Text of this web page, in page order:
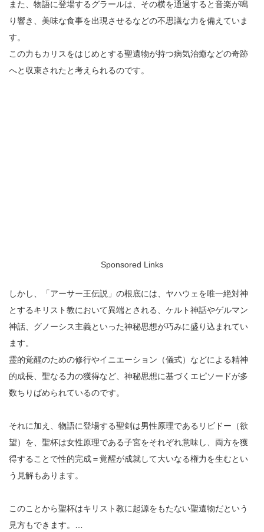
また、物語に登場するグラールは、その横を通過すると音楽が鳴
り響き、美味な食事を出現させるなどの不思議な力を備えていま
す。
この力もカリスをはじめとする聖遺物が持つ病気治癒などの奇跡
へと収束されたと考えられるのです。
Sponsored Links
しかし、「アーサー王伝説」の根底には、ヤハウェを唯一絶対神
とするキリスト教において異端とされる、ケルト神話やゲルマン
神話、グノーシス主義といった神秘思想が巧みに盛り込まれてい
ます。
霊的覚醒のための修行やイニエーション（儀式）などによる精神
的成長、聖なる力の獲得など、神秘思想に基づくエピソードが多
数ちりばめられているのです。
それに加え、物語に登場する聖剣は男性原理であるリビドー（欲
望）を、聖杯は女性原理である子宮をそれぞれ意味し、両方を獲
得することで性的完成＝覚醒が成就して大いなる権力を生むとい
う見解もあります。
このことから聖杯はキリスト教に起源をもたない聖遺物だという
見方もできます。…